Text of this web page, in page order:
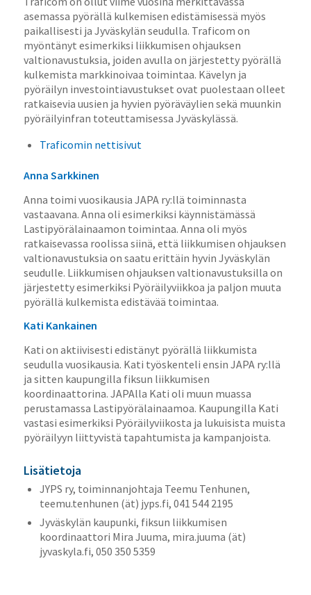
asemassa pyörällä kulkemisen edistämisessä myös
paikallisesti ja Jyväskylän seudulla. Traficom on
myöntänyt esimerkiksi liikkumisen ohjauksen
valtionavustuksia, joiden avulla on järjestetty pyörällä
kulkemista markkinoivaa toimintaa. Kävelyn ja
pyöräilyn investointiavustukset ovat puolestaan olleet
ratkaisevia uusien ja hyvien pyöräväylien sekä muunkin
pyöräilyinfran toteuttamisessa Jyväskylässä.
Traficomin nettisivut
Anna Sarkkinen
Anna toimi vuosikausia JAPA ry:llä toiminnasta
vastaavana. Anna oli esimerkiksi käynnistämässä
Lastipyörälainaamon toimintaa. Anna oli myös
ratkaisevassa roolissa siinä, että liikkumisen ohjauksen
valtionavustuksia on saatu erittäin hyvin Jyväskylän
seudulle. Liikkumisen ohjauksen valtionavustuksilla on
järjestetty esimerkiksi Pyöräilyviikkoa ja paljon muuta
pyörällä kulkemista edistävää toimintaa.
Kati Kankainen
Kati on aktiivisesti edistänyt pyörällä liikkumista
seudulla vuosikausia. Kati työskenteli ensin JAPA ry:llä
ja sitten kaupungilla fiksun liikkumisen
koordinaattorina. JAPAlla Kati oli muun muassa
perustamassa Lastipyörälainaamoa. Kaupungilla Kati
vastasi esimerkiksi Pyöräilyviikosta ja lukuisista muista
pyöräilyyn liittyvistä tapahtumista ja kampanjoista.
Lisätietoja
JYPS ry, toiminnanjohtaja Teemu Tenhunen,
teemu.tenhunen (ät) jyps.fi, 041 544 2195
Jyväskylän kaupunki, fiksun liikkumisen
koordinaattori Mira Juuma, mira.juuma (ät)
jyvaskyla.fi, 050 350 5359